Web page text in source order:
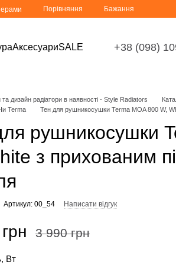
Порівняння Бажання
АксесуариSALE +38 (098)
дизайн радіатори в наявності - Style Radiators
Terma
Тен для рушникосушки Terma MOA 800 W,
рушникосушки
з прихованим
Артикул: 00_54 Написати відгук
3 990 грн
Вт